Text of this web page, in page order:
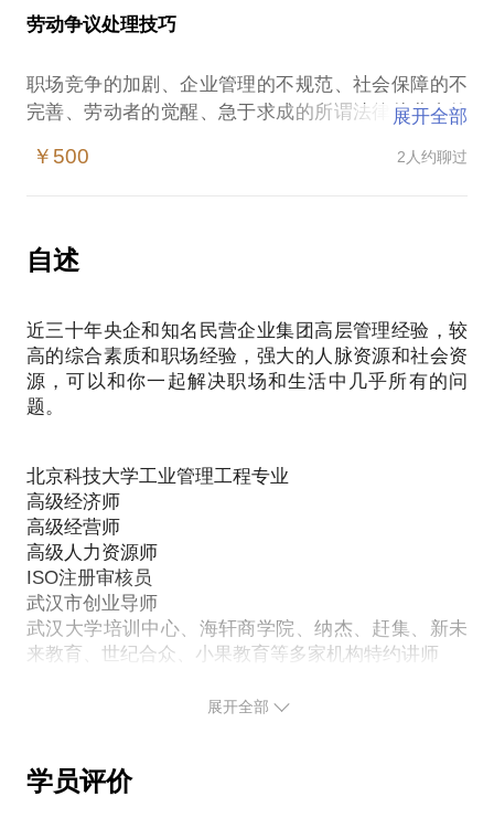
有着深厚的理论水平和精湛高效的实战落地能力，取
得高级经济师、高级经营师、高级人力资源师、一级
和培训咨询机构任特邀顾问、讲师。相信在这些方
面，能为你提供帮助。
愿意与你交流的内容包括但不限于以下方面：
劳动关系处理和企业文化建设；
lSO体系认证。
PS.在选择与我见面前，请把你的问题更具体化。毕
竟，一小时的谈话只能解决一个小问题。请把你的问
中，跟踪、提醒、警示并解答、解决你的问题。期待
劳动争议处理技巧
职场竞争的加剧、企业管理的不规范、社会保障的不
完善、劳动者的觉醒、急于求成的所谓法律从业者的
但是真正既懂企业管理实际又熟悉司法处理实务的复
业管理经验和实际司法处理能力能给您或者您的企业
带来满意的服务。本人是人力资源中最好的劳动争议
在这样的情况下，企业管理者、人力资源从业者和劳
动者容易遭遇：
企业管理者对劳动争议的理解欠缺，导致企业经济利
益和声誉都受到影响；
导致屡战屡败；
劳动者不知道如何维护自己的权利，放弃了自己应得
的权益；
法律工作者不熟悉企业管理，在劳动争议实务处理中
只会照搬法律条文导致输了官司。
我在央企和民营企业集团从事行政和人力资源中高管
岗位上工作二十多年，有丰富的地产、制造、贸易、
金融等不同行业的工作经历，几乎成功处理过所有方
和素养，也对劳动争议司法实务处理有很深的理解和
家，是劳动争议处理中最好的人力资源专家。
展开全部
￥500 2人约聊过
自述
近三十年央企和知名民营企业集团高层管理经验，较
高的综合素质和职场经验，强大的人脉资源和社会资
源，可以和你一起解决职场和生活中几乎所有的问
题。
北京科技大学工业管理工程专业
高级经济师
高级经营师
高级人力资源师
ISO注册审核员
武汉市创业导师
武汉大学培训中心、海轩商学院、纳杰、赶集、新未
来教育、世纪合众、小果教育等多家机构特约讲师
兼企管人事总监。
展开全部
学员评价